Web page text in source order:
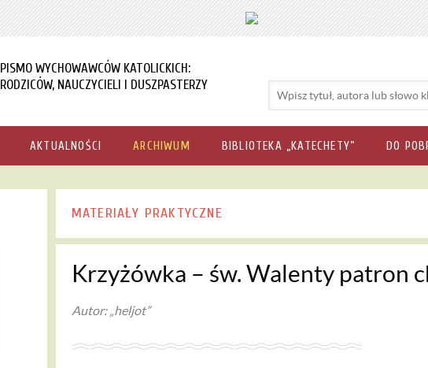
PISMO WYCHOWAWCÓW KATOLICKICH:
RODZICÓW, NAUCZYCIELI I DUSZPASTERZY
AKTUALNOŚCI ARCHIWUM BIBLIOTEKA „KATECHETY” DO
MATERIAŁY PRAKTYCZNE
Krzyżówka – św. Walenty patron
Autor: „heljot”